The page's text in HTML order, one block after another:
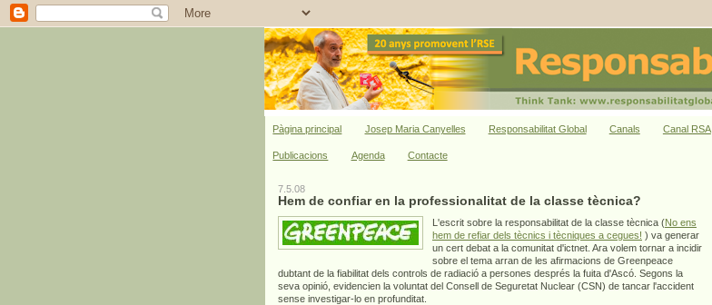
Pàgina principal Josep Maria Canyelles Responsabilitat Global Canals Canal RSA
Publicacions Agenda Contacte
7.5.08
Hem de confiar en la professionalitat de la classe tècnica?
L'escrit sobre la responsabilitat de la classe tècnica (No ens
hem de refiar dels tècnics i tècniques a cegues! ) va generar
un cert debat a la comunitat d'ictnet. Ara volem tornar a incidir
sobre el tema arran de les afirmacions de Greenpeace
dubtant de la fiabilitat dels controls de radiació a persones després la fuita d'Ascó. Segons la
seva opinió, evidencien la voluntat del Consell de Seguretat Nuclear (CSN) de tancar l'accident
sense investigar-lo en profunditat.